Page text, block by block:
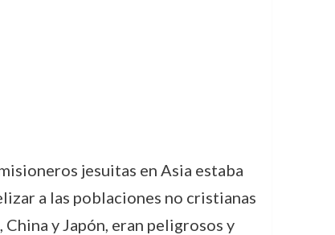
jesuitas en Asia estaba
a las poblaciones no cristianas
y Japón, eran peligrosos y